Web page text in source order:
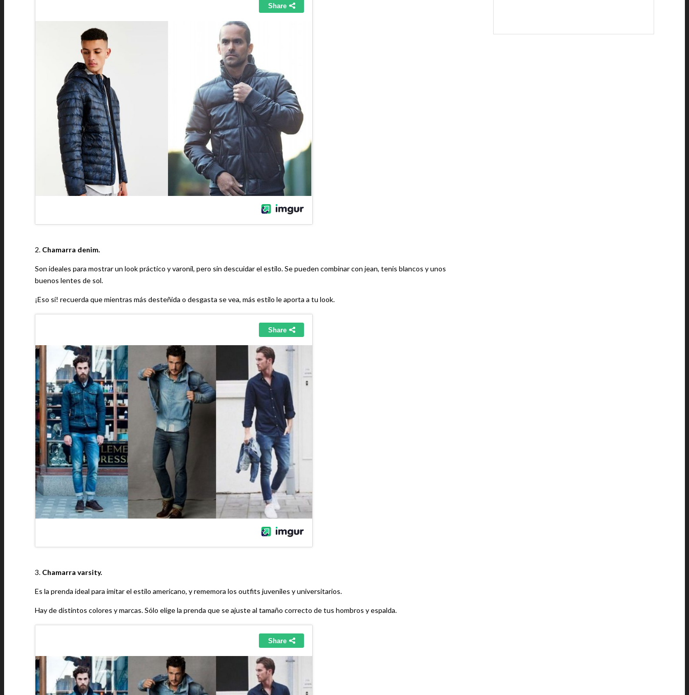
2. Chamarra denim.
Son ideales para mostrar un look práctico y varonil, pero sin descuidar el estilo. Se pueden combinar con jean, tenis blancos y unos
buenos lentes de sol.
¡Eso sí! recuerda que mientras más desteñida o desgasta se vea, más estilo le aporta a tu look.
3. Chamarra varsity.
Es la prenda ideal para imitar el estilo americano, y rememora los outfits juveniles y universitarios.
Hay de distintos colores y marcas. Sólo elige la prenda que se ajuste al tamaño correcto de tus hombros y espalda.